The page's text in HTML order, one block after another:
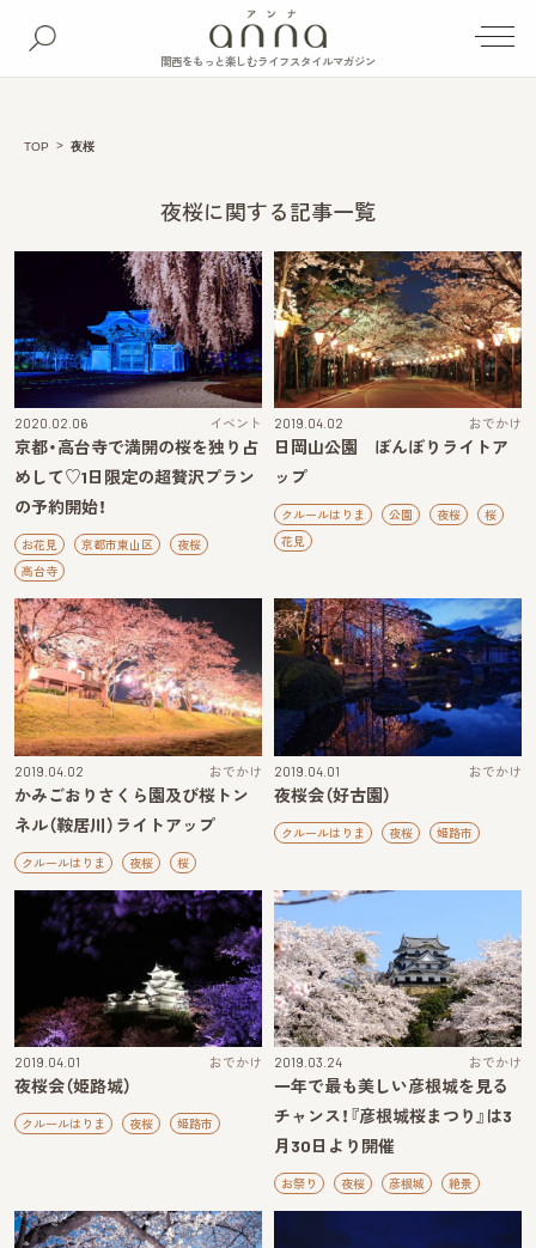
関西をもっと楽しむライフスタイルマガジン
TOP 夜桜
夜桜に関する記事一覧
2020.02.06 イベント
京都・高台寺で満開の桜を独り占
めして♡1日限定の超贅沢プラン
の予約開始！
お花見 京都市東山区
夜桜
高台寺
2019.04.02 おでかけ
日岡山公園 ぼんぼりライトア
ップ
クルールはりま 公園 夜桜
桜
花見
2019.04.02 おでかけ
かみごおりさくら園及び桜トン
ネル（鞍居川）ライトアップ
クルールはりま 夜桜 桜
2019.04.01 おでかけ
夜桜会（好古園）
クルールはりま 夜桜 姫路市
2019.04.01 おでかけ
夜桜会（姫路城）
クルールはりま 夜桜 姫路市
2019.03.24 おでかけ
一年で最も美しい彦根城を見る
チャンス！『彦根城桜まつり』は3
月30日より開催
お祭り 夜桜 彦根城 絶景